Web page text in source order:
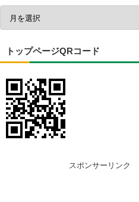
トップページQRコード
スポンサーリンク